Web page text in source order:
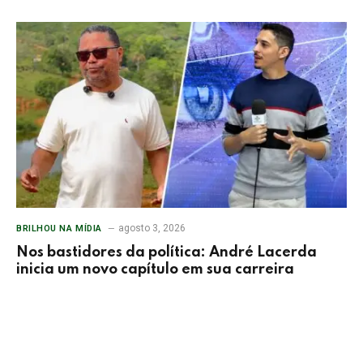
BRILHOU NA MÍDIA agosto 3, 2026
Nos bastidores da política: André Lacerda
inicia um novo capítulo em sua carreira